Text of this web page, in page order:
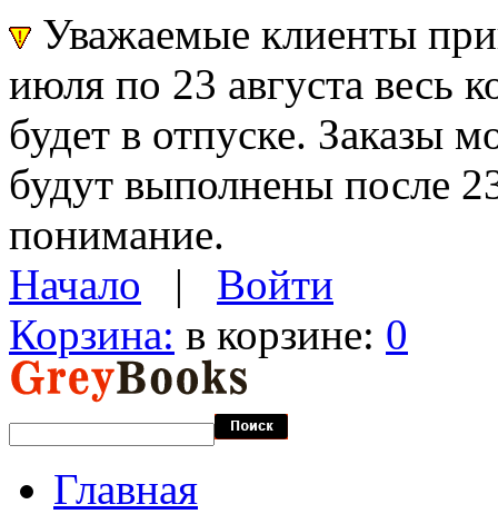
Уважаемые клиенты
июля по 23 августа весь
будет в отпуске. Заказы
будут выполнены после
понимание.
Начало | Войти
Корзина: в корзине: 0
Главная